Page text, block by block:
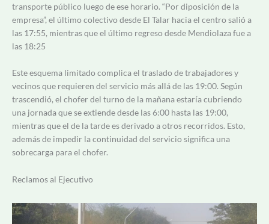
transporte público luego de ese horario. “Por diposición de la
empresa”, el último colectivo desde El Talar hacia el centro salió a
las 17:55, mientras que el último regreso desde Mendiolaza fue a
las 18:25
Este esquema limitado complica el traslado de trabajadores y
vecinos que requieren del servicio más allá de las 19:00. Según
trascendió, el chofer del turno de la mañana estaría cubriendo
una jornada que se extiende desde las 6:00 hasta las 19:00,
mientras que el de la tarde es derivado a otros recorridos. Esto,
además de impedir la continuidad del servicio significa una
sobrecarga para el chofer.
Reclamos al Ejecutivo